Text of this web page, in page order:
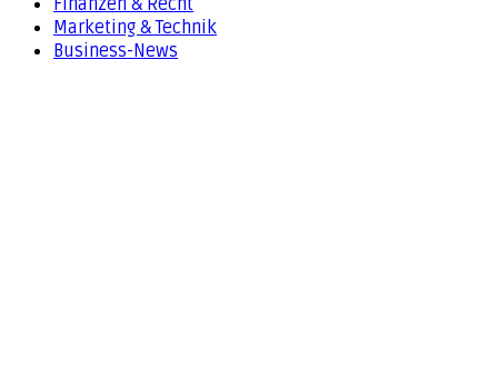
Finanzen & Recht
Marketing & Technik
Business-News